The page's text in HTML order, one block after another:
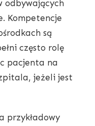
odbywających
Kompetencje
są
często rolę
pacjenta na
jeżeli jest
przykładowy